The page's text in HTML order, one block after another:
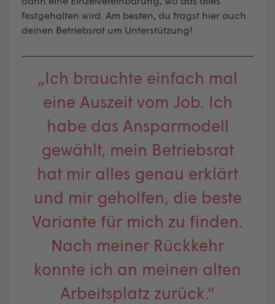
festgehalten wird. Am besten, du fragst hier auch
deinen Betriebsrat um Unterstützung!
„Ich brauchte einfach mal
eine Auszeit vom Job. Ich
habe das Ansparmodell
gewählt, mein Betriebsrat
hat mir alles genau erklärt
und mir geholfen, die beste
Variante für mich zu finden.
Nach meiner Rückkehr
konnte ich an meinen alten
Arbeitsplatz zurück.“